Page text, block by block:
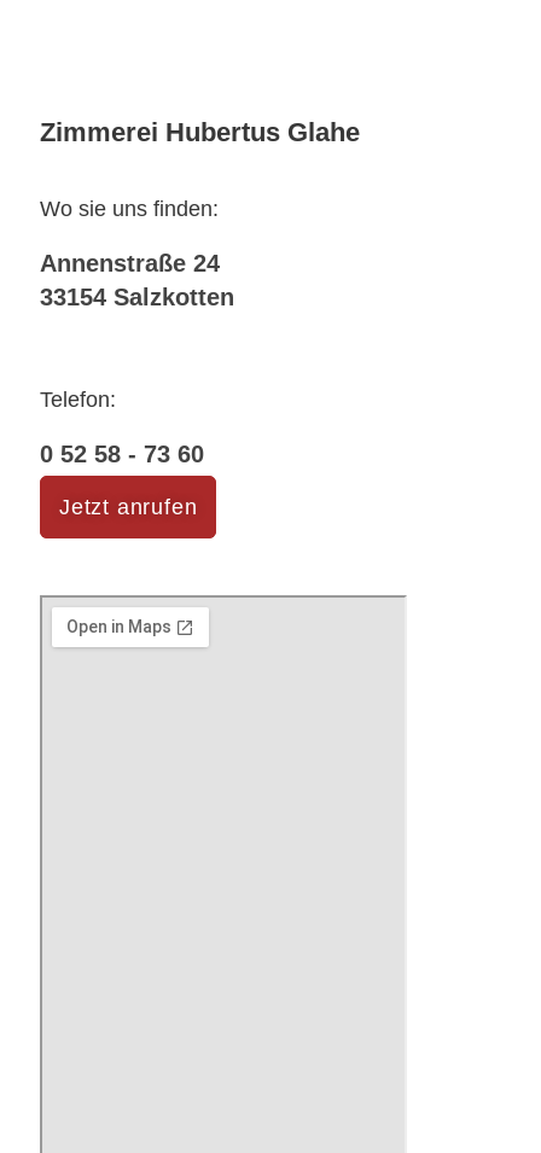
Zimmerei Hubertus Glahe
Wo sie uns finden:
Annenstraße 24
33154 Salzkotten
Telefon:
0 52 58 - 73 60
Jetzt anrufen